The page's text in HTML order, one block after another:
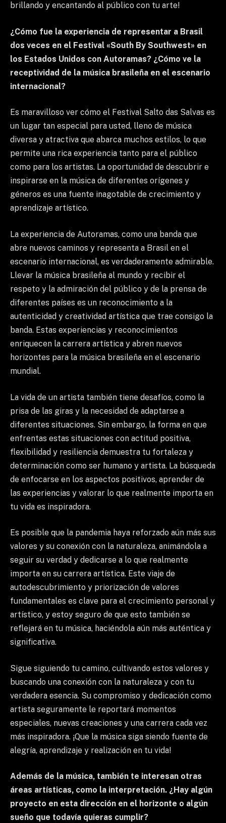
brillando y encantando al público con tu arte!
¿Cómo fue la experiencia de representar a Brasil
dos veces en el Festival «South By Southwest» en
los Estados Unidos con Autoramas? ¿Cómo ve la
receptividad de la música brasileña en el escenario
internacional?
Es maravilloso ver cómo el Festival Salto das Salvas es
un lugar tan especial para usted, lleno de música
diversa y atractiva que abarca muchos estilos, lo que
permite una rica experiencia tanto para el público
como para los artistas. La oportunidad de descubrir e
inspirarse en la música de diferentes orígenes y
géneros es una fuente inagotable de crecimiento y
aprendizaje artístico.
La experiencia de Autoramas, como una banda que
abre nuevos caminos y representa a Brasil en el
escenario internacional, es verdaderamente admirable.
Llevar la música brasileña al mundo y recibir el
respeto y la admiración del público y de la prensa de
diferentes países es un reconocimiento a la
autenticidad y creatividad artística que trae consigo la
banda. Estas experiencias y reconocimientos
enriquecen la carrera artística y abren nuevos
horizontes para la música brasileña en el escenario
mundial.
La vida de un artista también tiene desafíos, como la
prisa de las giras y la necesidad de adaptarse a
diferentes situaciones. Sin embargo, la forma en que
enfrentas estas situaciones con actitud positiva,
flexibilidad y resiliencia demuestra tu fortaleza y
determinación como ser humano y artista. La búsqueda
de enfocarse en los aspectos positivos, aprender de
las experiencias y valorar lo que realmente importa en
tu vida es inspiradora.
Es posible que la pandemia haya reforzado aún más sus
valores y su conexión con la naturaleza, animándola a
seguir su verdad y dedicarse a lo que realmente
importa en su carrera artística. Este viaje de
autodescubrimiento y priorización de valores
fundamentales es clave para el crecimiento personal y
artístico, y estoy seguro de que esto también se
reflejará en tu música, haciéndola aún más auténtica y
significativa.
Sigue siguiendo tu camino, cultivando estos valores y
buscando una conexión con la naturaleza y con tu
verdadera esencia. Su compromiso y dedicación como
artista seguramente le reportará momentos
especiales, nuevas creaciones y una carrera cada vez
más inspiradora. ¡Que la música siga siendo fuente de
alegría, aprendizaje y realización en tu vida!
Además de la música, también te interesan otras
áreas artísticas, como la interpretación. ¿Hay algún
proyecto en esta dirección en el horizonte o algún
sueño que todavía quieras cumplir?